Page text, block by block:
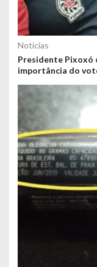
Notícias
Presidente Pixoxó
importância do